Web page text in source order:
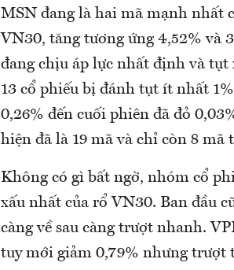
MSN đang là hai mã mạnh nhất
VN30, tăng tương ứng 4,52% và
đang chịu áp lực nhất định và tụt
13 cổ phiếu bị đánh tụt ít nhất
0,26% đến cuối phiên đã đỏ
hiện đã là 19 mã và chỉ còn 8 mã
Không có gì bất ngờ, nhóm cổ
xấu nhất của rổ VN30. Ban đầu
càng về sau càng trượt nhanh.
tuy mới giảm 0,79% nhưng trượt